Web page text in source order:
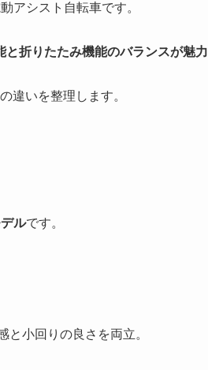
アシスト自転車です。
と折りたたみ機能のバランスが魅力
違いを整理します。
ルです。
小回りの良さを両立。